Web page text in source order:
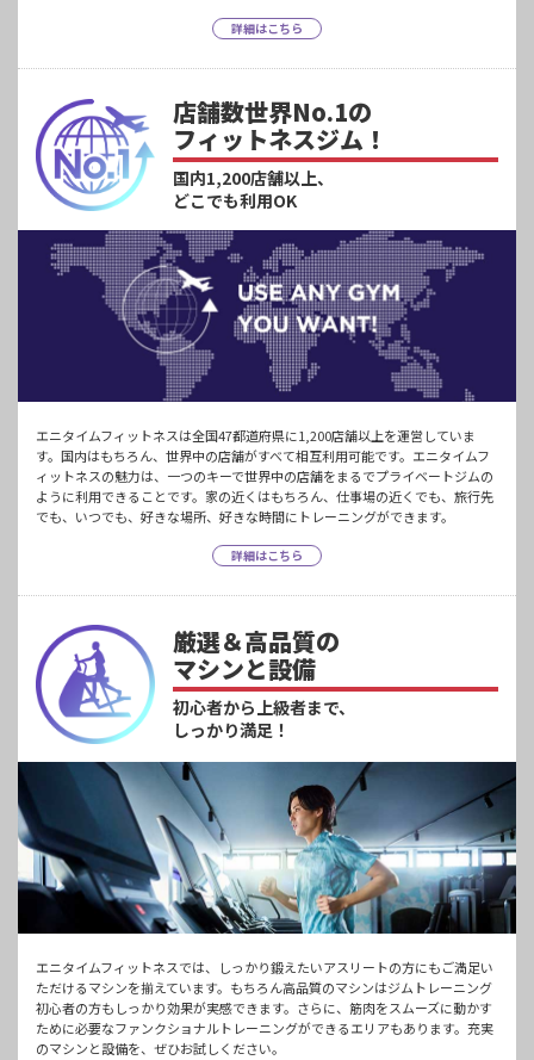
詳細はこちら
店舗数世界No.1の
フィットネスジム！
国内1,200店舗以上、
どこでも利用OK
エニタイムフィットネスは全国47都道府県に1,200店舗以上を運営していま
す。国内はもちろん、世界中の店舗がすべて相互利用可能です。エニタイムフ
ィットネスの魅力は、一つのキーで世界中の店舗をまるでプライベートジムの
ように利用できることです。家の近くはもちろん、仕事場の近くでも、旅行先
でも、いつでも、好きな場所、好きな時間にトレーニングができます。
詳細はこちら
厳選＆高品質の
マシンと設備
初心者から上級者まで、
しっかり満足！
エニタイムフィットネスでは、しっかり鍛えたいアスリートの方にもご満足い
ただけるマシンを揃えています。もちろん高品質のマシンはジムトレーニング
初心者の方もしっかり効果が実感できます。さらに、筋肉をスムーズに動かす
ために必要なファンクショナルトレーニングができるエリアもあります。充実
のマシンと設備を、ぜひお試しください。